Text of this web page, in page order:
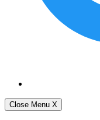
Close Menu X